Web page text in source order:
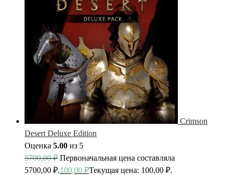
Crimson
Desert Deluxe Edition
Оценка 5.00 из 5
5700,00₽ Первоначальная цена составляла
5700,00 ₽.100,00 ₽Текущая цена: 100,00 ₽.